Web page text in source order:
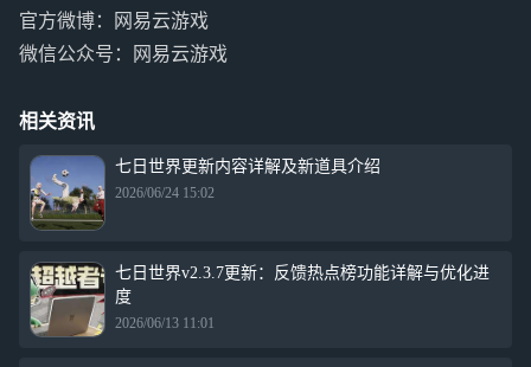
官方微博：网易云游戏
微信公众号：网易云游戏
相关资讯
七日世界更新内容详解及新道具介绍
2026/06/24 15:02
七日世界v2.3.7更新：反馈热点榜功能详解与优化进
度
2026/06/13 11:01